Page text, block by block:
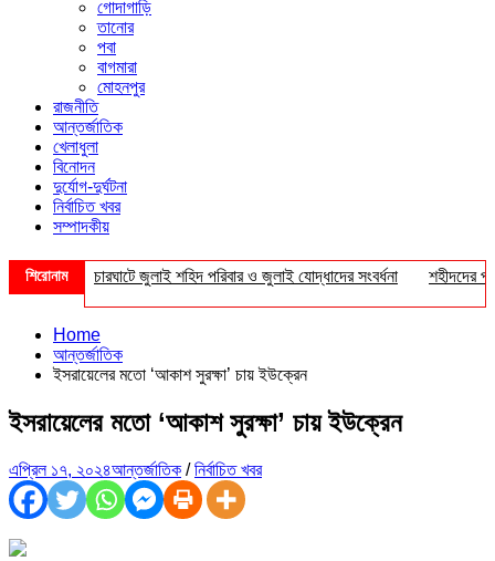
গোদাগাড়ি
তানোর
পবা
বাগমারা
মোহনপুর
রাজনীতি
আন্তর্জাতিক
খেলাধুলা
বিনোদন
দুর্যোগ-দুর্ঘটনা
নির্বাচিত খবর
সম্পাদকীয়
শিরোনামচারঘাটে জুলাই শহিদ পরিবার ও জুলাই যোদ্ধাদের সংবর্ধনা শহীদদের
Home
আন্তর্জাতিক
ইসরায়েলের মতো ‘আকাশ সুরক্ষা’ চায় ইউক্রেন
ইসরায়েলের মতো ‘আকাশ সুরক্ষা’ চায় ইউক্রেন
এপ্রিল ১৭, ২০২৪আন্তর্জাতিক /নির্বাচিত খবর